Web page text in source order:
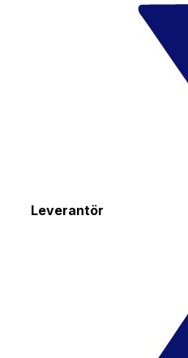
Leverantör